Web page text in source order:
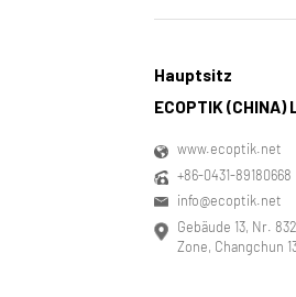
Hauptsitz
ECOPTIK (CHINA)
www.ecoptik.net
+86-0431-89180668
info@ecoptik.net
Gebäude 13, Nr.
Zone, Changchun